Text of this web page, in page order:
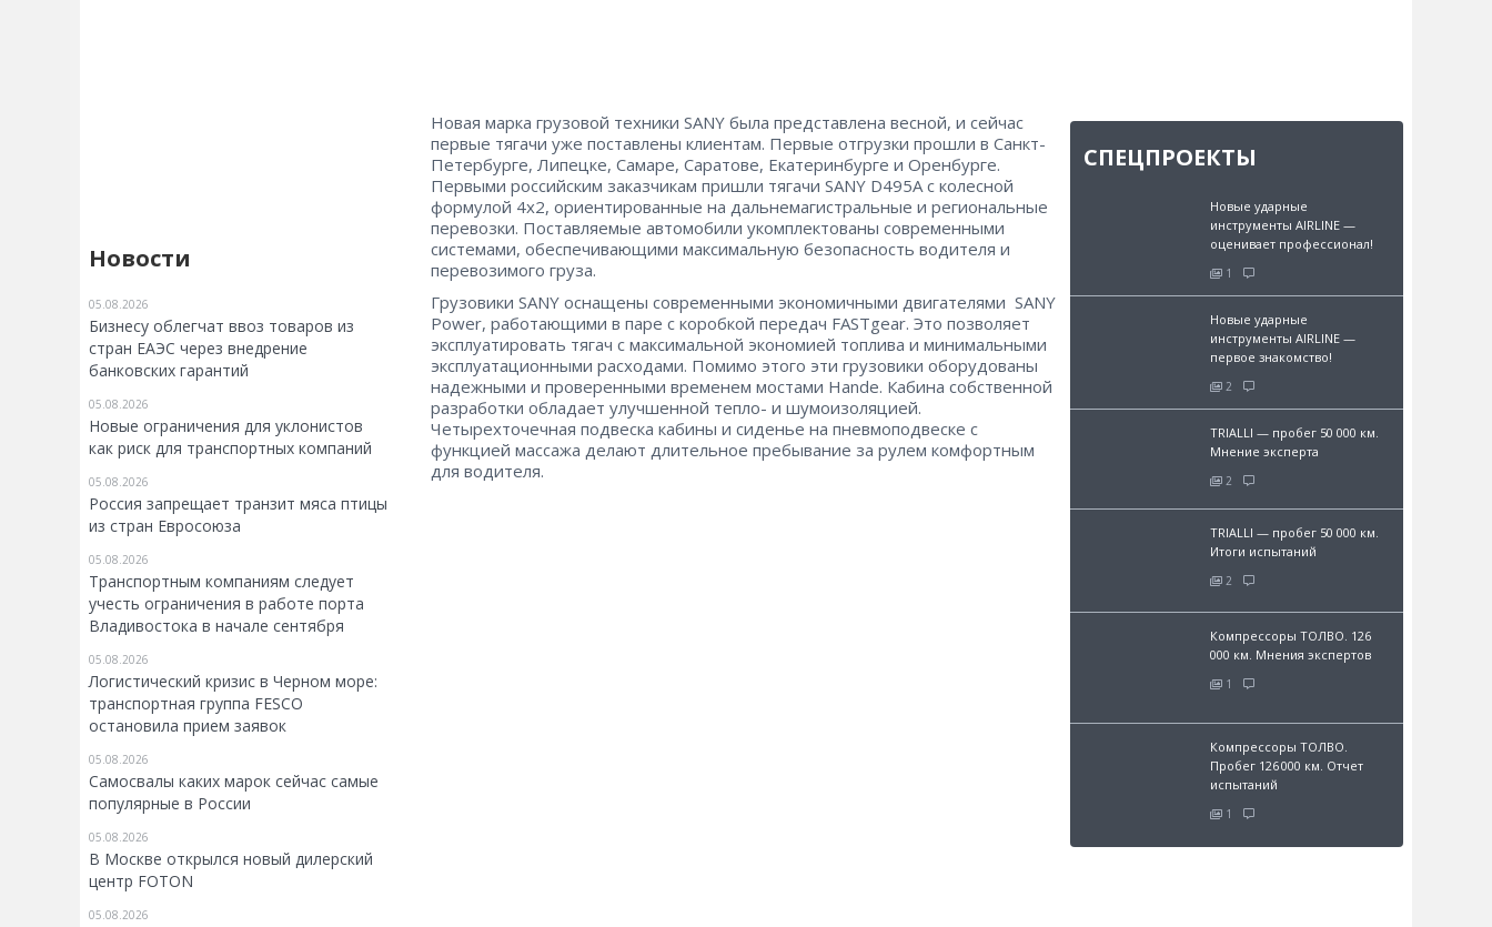
Новости
05.08.2026
Бизнесу облегчат ввоз товаров из
стран ЕАЭС через внедрение
банковских гарантий
05.08.2026
Новые ограничения для уклонистов
как риск для транспортных компаний
05.08.2026
Россия запрещает транзит мяса птицы
из стран Евросоюза
05.08.2026
Транспортным компаниям следует
учесть ограничения в работе порта
Владивостока в начале сентября
05.08.2026
Логистический кризис в Черном море:
транспортная группа FESCO
остановила прием заявок
05.08.2026
Самосвалы каких марок сейчас самые
популярные в России
05.08.2026
В Москве открылся новый дилерский
центр FOTON
05.08.2026
Новая марка грузовой техники SANY была представлена весной, и сейчас
первые тягачи уже поставлены клиентам. Первые отгрузки прошли в Санкт-
Петербурге, Липецке, Самаре, Саратове, Екатеринбурге и Оренбурге.
Первыми российским заказчикам пришли тягачи SANY D495A с колесной
формулой 4х2, ориентированные на дальнемагистральные и региональные
перевозки. Поставляемые автомобили укомплектованы современными
системами, обеспечивающими максимальную безопасность водителя и
перевозимого груза.
Грузовики SANY оснащены современными экономичными двигателями SANY
Power, работающими в паре с коробкой передач FASTgear. Это позволяет
эксплуатировать тягач с максимальной экономией топлива и минимальными
эксплуатационными расходами. Помимо этого эти грузовики оборудованы
надежными и проверенными временем мостами Hande. Кабина собственной
разработки обладает улучшенной тепло- и шумоизоляцией.
Четырехточечная подвеска кабины и сиденье на пневмоподвеске с
функцией массажа делают длительное пребывание за рулем комфортным
для водителя.
СПЕЦПРОЕКТЫ
Новые ударные
инструменты AIRLINE —
оценивает профессионал!
1
Новые ударные
инструменты AIRLINE —
первое знакомство!
2
TRIALLI — пробег 50 000 км.
Мнение эксперта
2
TRIALLI — пробег 50 000 км.
Итоги испытаний
2
Компрессоры ТОЛВО. 126
000 км. Мнения экспертов
1
Компрессоры ТОЛВО.
Пробег 126 000 км. Отчет
испытаний
1